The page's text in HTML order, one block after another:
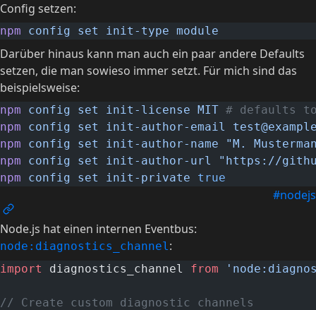
Config setzen:
npm config set init-type module
Darüber hinaus kann man auch ein paar andere Defaults
setzen, die man sowieso immer setzt. Für mich sind das
beispielsweise:
npm config set init-license MIT # defaults
npm config set init-author-email
npm config set init-author-name "M.
npm config set init-author-url
"https://
npm config set init-private true
#nodejs
Node.js hat einen internen Eventbus:
node:diagnostics_channel:
import diagnostics_channel from
// Create custom diagnostic channels